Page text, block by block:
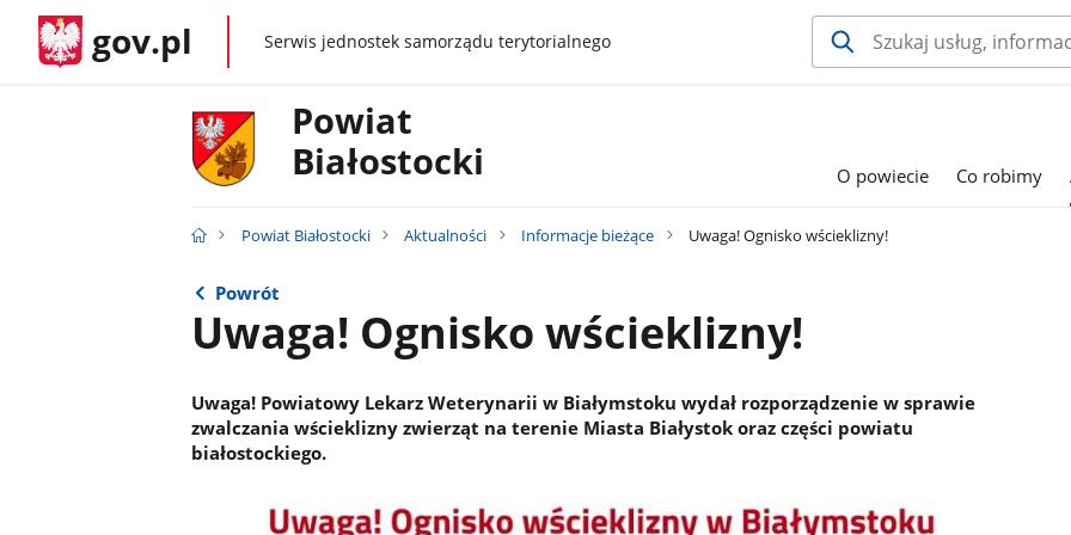
gov.pl gov.plSerwis jednostek samorządu terytorialnego
Powiat
Białostocki
O powiecie Co robimy
Powiat Białostocki Aktualności Informacje bieżące Uwaga! Ognisko wścieklizny!
Powrót
Uwaga! Ognisko wścieklizny!
Uwaga! Powiatowy Lekarz Weterynarii w Białymstoku wydał rozporządzenie w sprawie
zwalczania wścieklizny zwierząt na terenie Miasta Białystok oraz części powiatu
białostockiego.